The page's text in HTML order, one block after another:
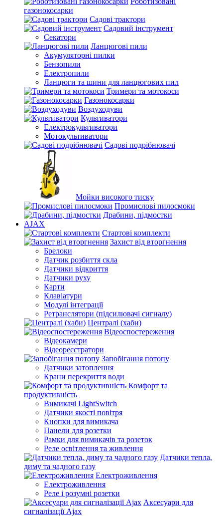
газонокосарки
Садові трактори
Садовий інструмент
Секатори
Ланцюгові пили
Акумуляторні пилки
Бензопили
Електропили
Ланцюги та шини для ланцюгових пил
Тримери та мотокоси
Газонокосарки
Воздуходуви
Культиватори
Електрокультиватори
Мотокультиватори
Садові подрібнювачі
Мойки високого тиску
Промислові пилосмоки
Драбини, підмостки
AJAX
Стартові комплекти
Захист від вторгнення
Брелоки
Датчик розбиття скла
Датчики відкриття
Датчики руху
Карти
Клавіатури
Модулі інтеграції
Ретранслятори (підсилювачі сигналу)
Централі (хаби)
Відеоспостереження
Відеокамери
Відеореєстратори
Запобігання потопу
Датчики затоплення
Крани перекриття води
Комфорт та
продуктивність
Вимикачі LightSwitch
Датчики якості повітря
Кнопки для вимикача
Панели для розетки
Рамки для вимикачів та розеток
Реле освітлення та живлення
Датчики тепла,
диму та чадного газу
Електроживлення
Електроживлення
Реле і розумні розетки
Аксесуари для
сигналізації Ajax